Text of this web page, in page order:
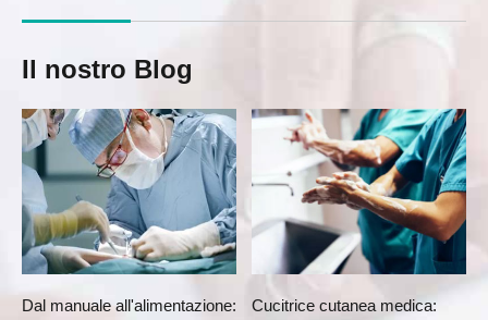
Il nostro Blog
Dal manuale all'alimentazione:
Cucitrice cutanea medica: